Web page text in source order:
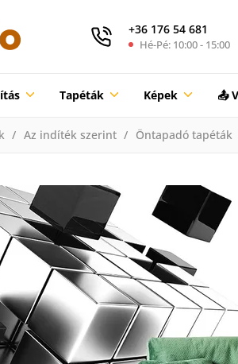
+36 176 54 681
Hé-Pé: 10:00 - 15:00
Tapéták Képek 📤
Az indíték szerint Öntapadó tapéták